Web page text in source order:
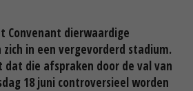
Convenant dierwaardige
in een vergevorderd stadium.
dat die afspraken door de val van
18 juni controversieel worden